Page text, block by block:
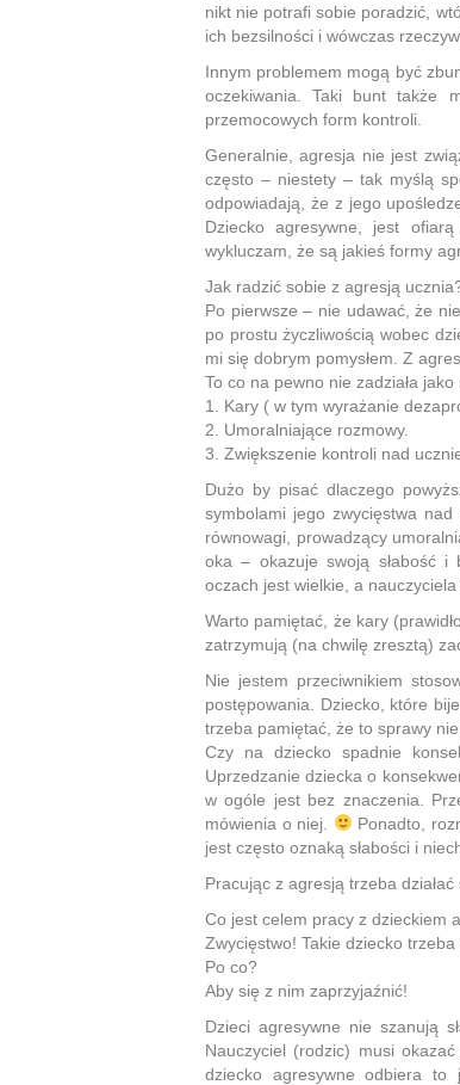
nikt nie potrafi sobie poradzić,
ich bezsilności i wówczas
Innym problemem mogą być
oczekiwania. Taki bunt także
przemocowych form kontroli.
Generalnie, agresja nie jest
często – niestety – tak myślą
odpowiadają, że z jego
Dziecko agresywne, jest
wykluczam, że są jakieś formy
Jak radzić sobie z agresją
Po pierwsze – nie udawać, że
po prostu życzliwością wobec
mi się dobrym pomysłem. Z
To co na pewno nie zadziała jako
1. Kary ( w tym wyrażanie
2. Umoralniające rozmowy.
3. Zwiększenie kontroli nad
Dużo by pisać dlaczego
symbolami jego zwycięstwa
równowagi, prowadzący
oka – okazuje swoją słabość i
oczach jest wielkie, a nauczyciela
Warto pamiętać, że kary
zatrzymują (na chwilę zresztą)
Nie jestem przeciwnikiem
postępowania. Dziecko, które
trzeba pamiętać, że to sprawy nie
Czy na dziecko spadnie
Uprzedzanie dziecka o
w ogóle jest bez znaczenia.
mówienia o niej.
Ponadto,
jest często oznaką słabości i
Pracując z agresją trzeba
Co jest celem pracy z dzieckiem
Zwycięstwo! Takie dziecko
Po co?
Aby się z nim zaprzyjaźnić!
Dzieci agresywne nie szanują
Nauczyciel (rodzic) musi
dziecko agresywne odbiera to